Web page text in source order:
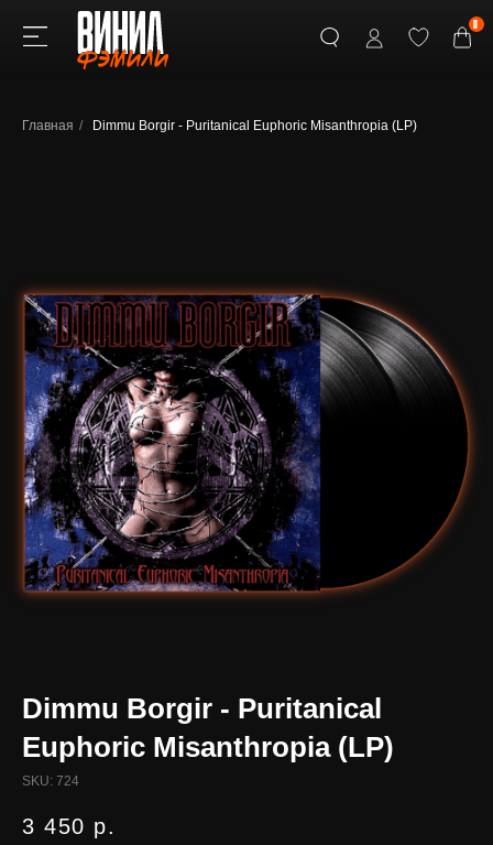
Главная / Dimmu Borgir - Puritanical Euphoric Misanthropia (LP)
Dimmu Borgir - Puritanical
Euphoric Misanthropia (LP)
SKU: 724
3 450 р.